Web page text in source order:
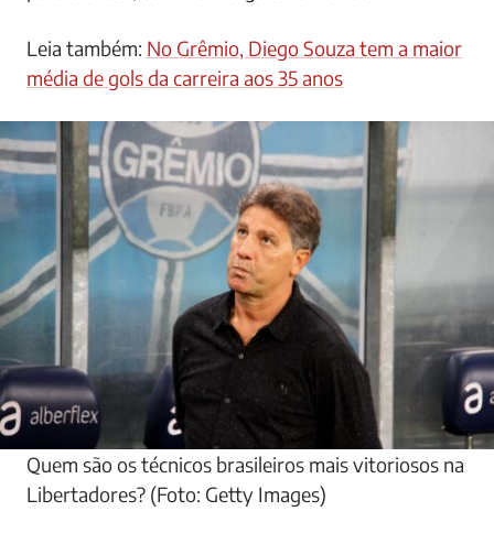
61 anos depois, os clubes brasileiros que entram na
competição geralmente são postulantes ao título.
Não é à toa que nos últimos dois anos, o troféu veio
para o Brasil, com Flamengo e Palmeiras.
Leia também:No Grêmio, Diego Souza tem a maior
média de gols da carreira aos 35 anos